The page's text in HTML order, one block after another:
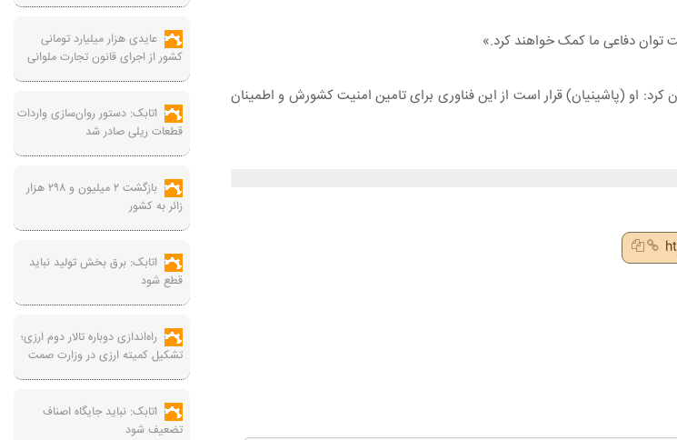
توان دفاعی ما کمک خواهند کرد.»
شناسایی پهپادی به ارزش ۱۱ میلیون دلار است، بیان کرد: او (پاشینیان) قرار است از این فناوری برای تامین امنیت کشورش و اطمینان
عایدی هزار میلیارد تومانی
کشور از اجرای قانون تجارت ملوانی
اتابک: دستور روان‌سازی واردات
قطعات ریلی صادر شد
بازگشت ۲ میلیون و ۲۹۸ هزار
زائر به کشور
اتابک: برق بخش تولید نباید
قطع شود
راه‌اندازی دوباره تالار دوم ارزی؛
تشکیل کمیته ارزی در وزارت صمت
اتابک: نباید جایگاه اصناف
تضعیف شود